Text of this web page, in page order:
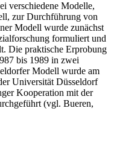
verschiedene Modelle,
zur Durchführung von
Modell wurde zunächst
formuliert und
Die praktische Erprobung
bis 1989 in zwei
Modell wurde am
Universität Düsseldorf
Kooperation mit der
(vgl. Bueren,